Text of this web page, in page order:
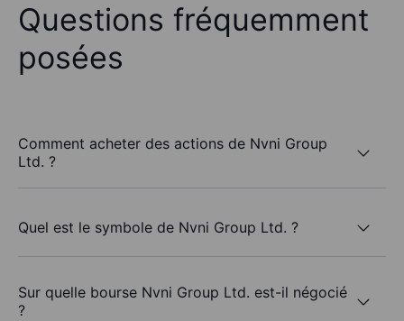
Questions fréquemment
posées
Comment acheter des actions de Nvni Group
Ltd. ?
Quel est le symbole de Nvni Group Ltd. ?
Sur quelle bourse Nvni Group Ltd. est-il négocié
?